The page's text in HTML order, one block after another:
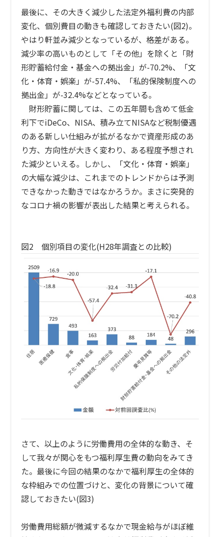
最後に、その大きく減少した法定外福利費の内部
変化、個別費目の動きも確認しておきたい(図2)。
やはり軒並み減少となっているが、格差がある。
減少率の高いものとして「その他」を除くと「財
形貯蓄給付金・基金への拠出金」が-70.2%、「文
化・体育・娯楽」が-57.4%、「私的保険制度への
拠出金」が-32.4%などとなっている。
財形貯蓄に関しては、この五年間も含めて低金
利下でiDeCo、NISA、積み立てNISAなど税制優遇
のある新しい仕組みが拡がるなかで資産形成のあ
り方、方向性が大きく変わり、ある程度予想され
た減少といえる。しかし、「文化・体育・娯楽」
の大幅な減少は、これまでのトレンドからは予測
できなかった動きではなかろうか。まさに突発的
なコロナ禍の影響が表出した結果と考えられる。
図2 個別項目の変化(H28年調査との比較)
さて、以上のように労働費用の全体的な動き、そ
して我々が関心をもつ福利厚生費の動向をみてき
た。最後に今回の結果のなかで福利厚生の全体的
な枠組みでの位置づけと、変化の背景について確
認しておきたい(図3)
労働費用総額が微減するなかで現金給与がほぼ維